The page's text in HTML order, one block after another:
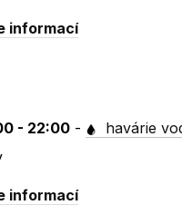
informací
- 22:00 - havárie
informací